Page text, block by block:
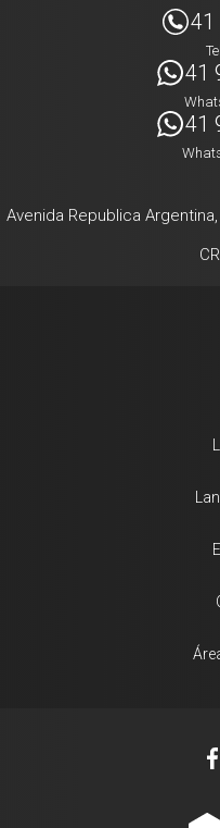
41
41
41
Avenida Republica